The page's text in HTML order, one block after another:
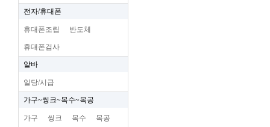
전자/휴대폰
휴대폰조립 반도체
휴대폰검사
알바
일당/시급
가구~씽크~목수~목공
가구 씽크 목수 목공